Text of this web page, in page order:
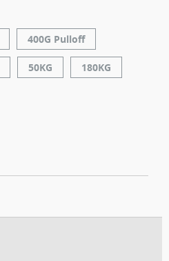
400G Pulloff
50KG 180KG